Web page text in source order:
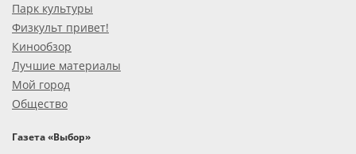
Парк культуры
Физкульт привет!
Кинообзор
Лучшие материалы
Мой город
Общество
Газета «Выбор»